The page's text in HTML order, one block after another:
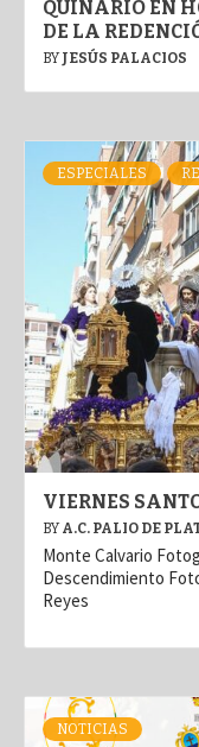
QUINARIO EN
DE LA
BY JESÚS PALACIOS
ESPECIALES
VIERNES
BY A.C. PALIO DE
Monte Calvario
Descendimiento
Reyes
NOTICIAS